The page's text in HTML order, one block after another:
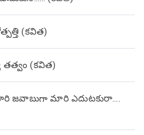
(కవిత)
తత్వం (కవిత)
జవాబుగా మారి ఎదుటకురా….